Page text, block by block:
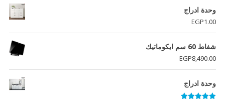
وحدة ادراج
EGP1.00
شفاط 60 سم ايكوماتيك
EGP8,490.00
وحدة ادراج